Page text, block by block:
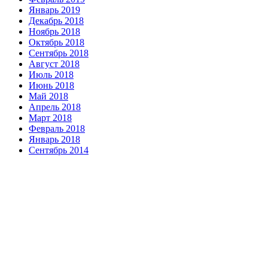
Январь 2019
Декабрь 2018
Ноябрь 2018
Октябрь 2018
Сентябрь 2018
Август 2018
Июль 2018
Июнь 2018
Май 2018
Апрель 2018
Март 2018
Февраль 2018
Январь 2018
Сентябрь 2014